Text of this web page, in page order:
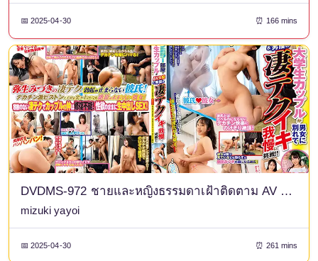
📅 2025-04-30 ⏰ 166 mins
DVDMS-972 ชายและหญิงธรรมดาเฝ้าติดตาม AV ในห้องกระจกเงาทางเดียวพิเศษ คู่รักนักศึกษาที่น่ารักและแสนหวานถูกแบ่งออกเป็นชายและหญิง และท้าทายนักแสดง AV ให้ใช้เทคนิคที่น่าทึ่งของพวกเขาเพื่ออดทนต่ออารมณ์ถึงจุดสุดยอด! - น้องสาวสุดเซ็กซี่สุดน่ารัก Mizuki Yayoi x นักศึกษาชายมือใหม่ (แฟน) / (แฟนสาว) นักศึกษาหญิงมือใหม่ x นักแสดงลูกสูบโตสุดเซ็กซี่
mizuki yayoi
📅 2025-04-30 ⏰ 261 mins